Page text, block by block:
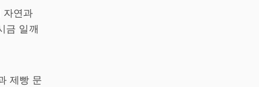
자연과
금 일깨
제빵 문